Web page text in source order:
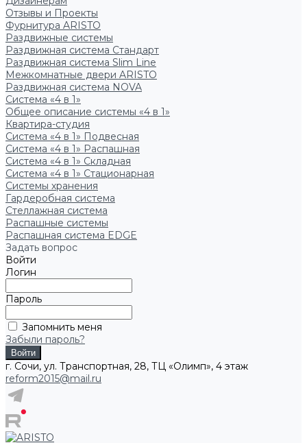
Отзывы и Проекты
Фурнитура ARISTO
Раздвижные системы
Раздвижная система Стандарт
Раздвижная система Slim Line
Межкомнатные двери ARISTO
Раздвижная система NOVA
Система «4 в 1»
Общее описание системы «4 в 1»
Квартира-студия
Система «4 в 1» Подвесная
Система «4 в 1» Распашная
Система «4 в 1» Складная
Система «4 в 1» Стационарная
Системы хранения
Гардеробная система
Стеллажная система
Распашные системы
Распашная система EDGE
Задать вопрос
Войти
Логин
Пароль
Запомнить меня
Забыли пароль?
г. Сочи, ул. Транспортная, 28, ТЦ «Олимп», 4 этаж
reform2015@mail.ru